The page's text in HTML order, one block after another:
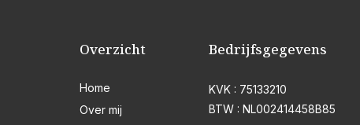
Overzicht
Home
Over mij
Bedrijfsgegevens
KVK : 75133210
BTW : NL002414458B85